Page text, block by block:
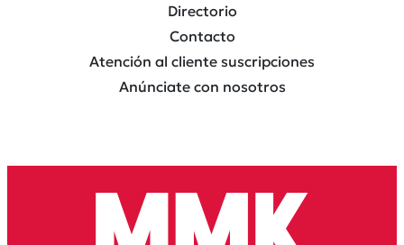
Directorio
Contacto
Atención al cliente suscripciones
Anúnciate con nosotros